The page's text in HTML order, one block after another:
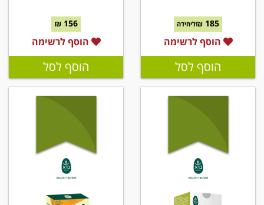
185 ₪ ליחידה
הוסף לרשימה
הוסף לסל
156 ₪
הוסף לרשימה
הוסף לסל